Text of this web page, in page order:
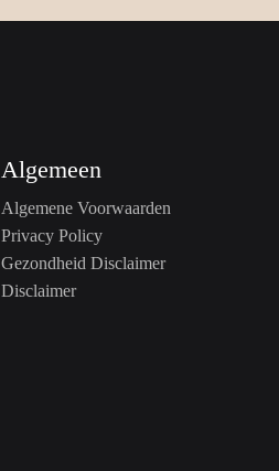
Algemeen
Algemene Voorwaarden
Privacy Policy
Gezondheid Disclaimer
Disclaimer